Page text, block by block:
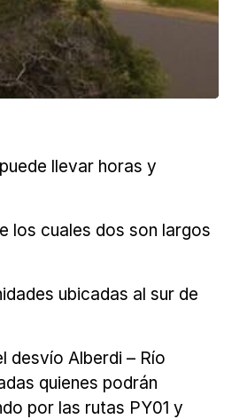
llevar horas y
los cuales dos son largos
ubicadas al sur de
desvío Alberdi – Río
quienes podrán
por las rutas PY01 y